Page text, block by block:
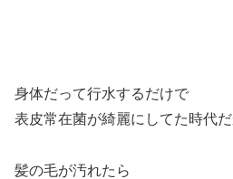
身体だって行水するだけで
表皮常在菌が綺麗にしてた時代
髪の毛が汚れたら